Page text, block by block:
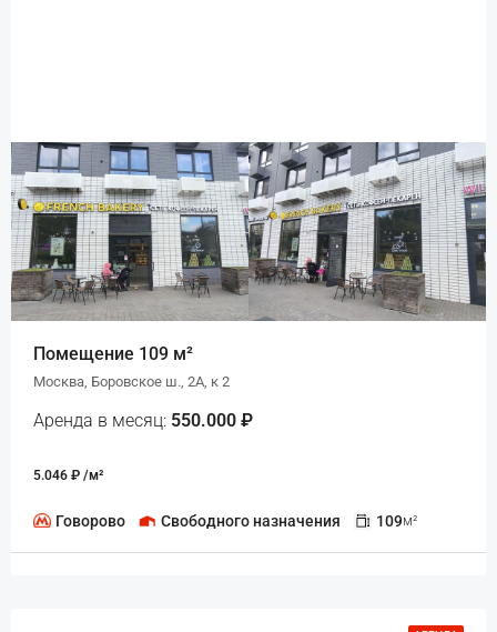
Помещение 109 м²
Москва, Боровское ш., 2А, к 2
Аренда в месяц: 550.000 ₽
5.046 ₽ /м²
Говорово Свободного назначения 109м²